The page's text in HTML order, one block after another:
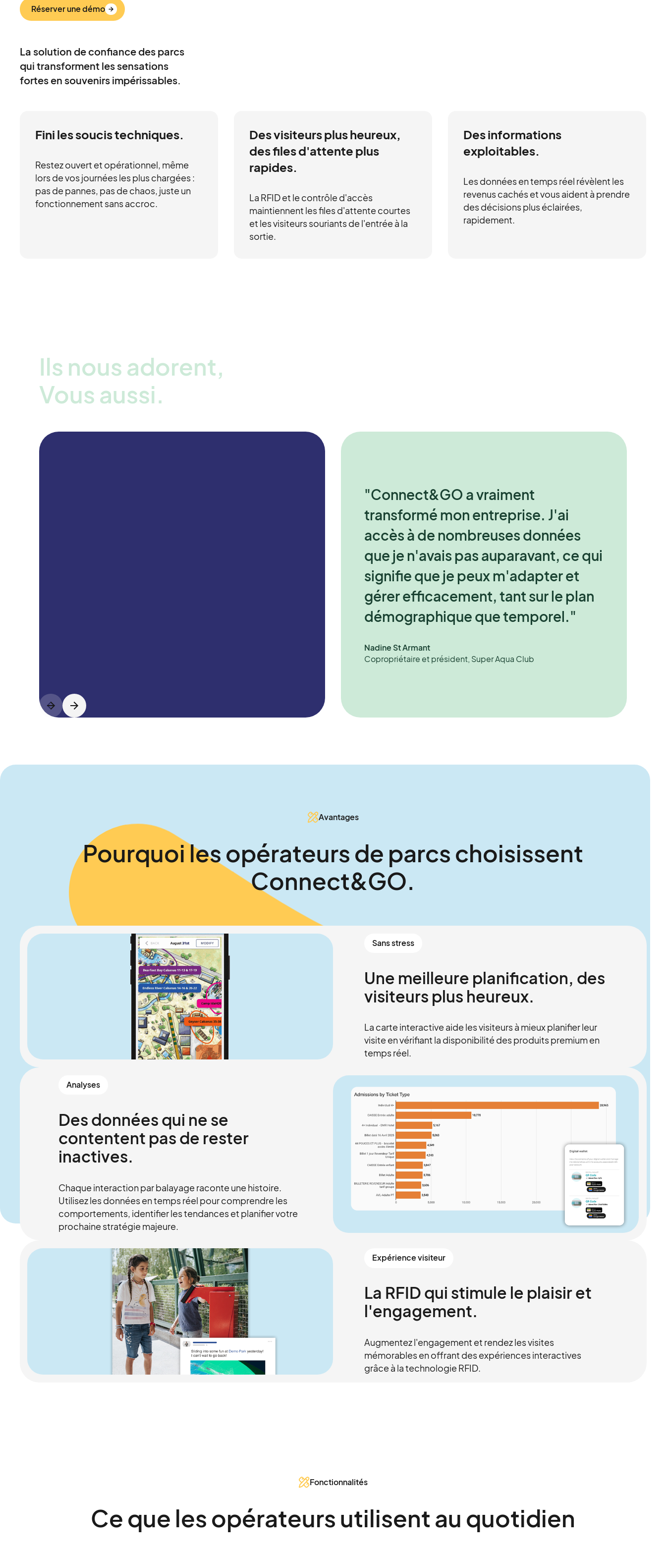
Réserver une démo
La solution de confiance des parcs
qui transforment les sensations
fortes en souvenirs impérissables.
Fini les soucis techniques.
Restez ouvert et opérationnel, même
lors de vos journées les plus chargées :
pas de pannes, pas de chaos, juste un
fonctionnement sans accroc.
Des visiteurs plus heureux,
des files d'attente plus
rapides.
La RFID et le contrôle d'accès
maintiennent les files d'attente courtes
et les visiteurs souriants de l'entrée à la
sortie.
Des informations
exploitables.
Les données en temps réel révèlent les
revenus cachés et vous aident à prendre
des décisions plus éclairées,
rapidement.
Ils nous adorent,
Vous aussi.
"Connect&GO a vraiment
transformé mon entreprise. J'ai
accès à de nombreuses données
que je n'avais pas auparavant, ce qui
signifie que je peux m'adapter et
gérer efficacement, tant sur le plan
démographique que temporel."
Nadine St Armant
Copropriétaire et président, Super Aqua Club
important pour moi car elle m'a
donné l'envie d'apprendre et de
découvrir ce nouveau logiciel, qui
est maintenant devenu mon
principal outil de travail, que ce soit
pour les réservations ou la gestion
de la caisse avec mes équipes."
Cédric Filiette
Avantages
Pourquoi les opérateurs de parcs choisissent
Connect&GO.
Sans stress
Une meilleure planification, des
visiteurs plus heureux.
La carte interactive aide les visiteurs à mieux planifier leur
visite en vérifiant la disponibilité des produits premium en
temps réel.
Analyses
Des données qui ne se
contentent pas de rester
inactives.
Chaque interaction par balayage raconte une histoire.
Utilisez les données en temps réel pour comprendre les
comportements, identifier les tendances et planifier votre
prochaine stratégie majeure.
Expérience visiteur
La RFID qui stimule le plaisir et
l'engagement.
Augmentez l'engagement et rendez les visites
mémorables en offrant des expériences interactives
grâce à la technologie RFID.
Fonctionnalités
Ce que les opérateurs utilisent au quotidien